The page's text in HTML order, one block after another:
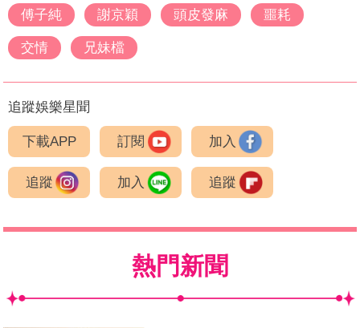
傅子純
謝京穎 頭皮發麻 噩耗
交情 兄妹檔
追蹤娛樂星聞
下載APP 訂閱 加入
追蹤 加入 追蹤
熱門新聞